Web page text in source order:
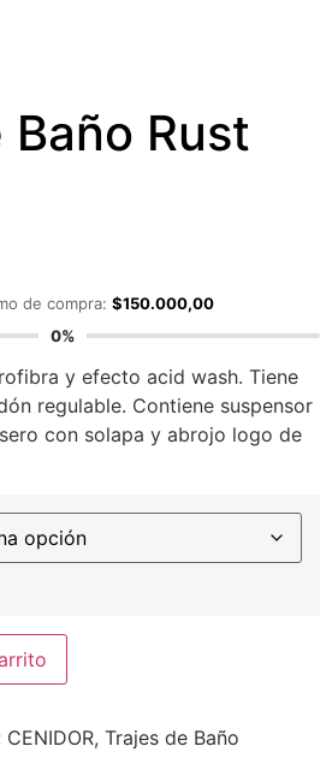
Rust
de compra: $150.000,00
0%
y efecto acid wash. Tiene
regulable. Contiene suspensor
con solapa y abrojo logo de
CENIDOR, Trajes de Baño